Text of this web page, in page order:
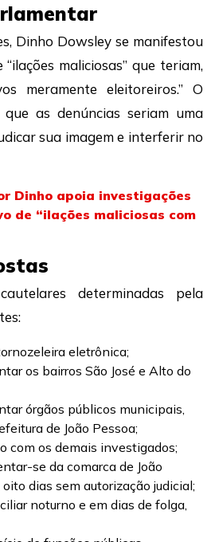
Dinho Dowsley se manifestou
maliciosas” que teriam,
meramente eleitoreiros.” O
as denúncias seriam uma
sua imagem e interferir no
Dinho apoia investigações
de “ilações maliciosas com
determinadas pela
eletrônica;
os bairros São José e Alto do
órgãos públicos municipais,
de João Pessoa;
com os demais investigados;
se da comarca de João
dias sem autorização judicial;
noturno e em dias de folga,